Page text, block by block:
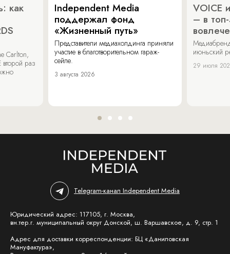
как
Carlton,
раз
Independent Media
поддержал фонд
«Жизненный путь»
Представители медиахолдинга приняли
участие в благотворительном гараж-
сейле.
3 августа 2026
VOICE
– в
июньский
29 июля
Telegram-канал Independent Media
Юридический адрес: 117105, г. Москва,
вн.тер.г. муниципальный округ Донской, ш. Варшавское, д. 9, стр. 1
Адрес для доставки корреспонденции: БЦ «Даниловская
Мануфактура»,